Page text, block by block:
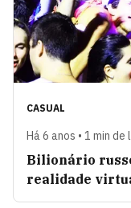
CASUAL
Há 6 anos • 1 min
Bilionário
realidade